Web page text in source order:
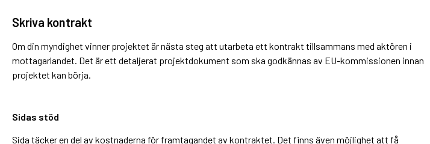
Skriva kontrakt
Om din myndighet vinner projektet är nästa steg att utarbeta ett kontrakt tillsammans med aktören i
mottagarlandet. Det är ett detaljerat projektdokument som ska godkännas av EU-kommissionen innan
projektet kan börja.
Sidas stöd
Sida täcker en del av kostnaderna för framtagandet av kontraktet. Det finns även möjlighet att få